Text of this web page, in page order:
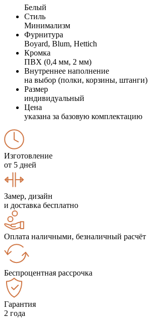
Белый
Стиль
Минимализм
Фурнитура
Boyard, Blum, Hettich
Кромка
ПВХ (0,4 мм, 2 мм)
Внутреннее наполнение
на выбор (полки, корзины, штанги)
Размер
индивидуальный
Цена
указана за базовую комплектацию
Изготовление
от 5 дней
Замер, дизайн
и доставка бесплатно
Оплата наличными, безналичный расчёт
Беспроцентная рассрочка
Гарантия
2 года